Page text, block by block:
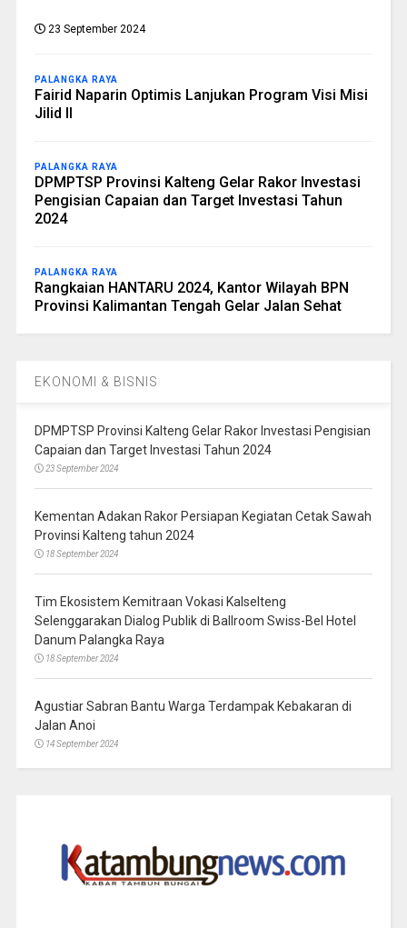
23 September 2024
PALANGKA RAYA
Fairid Naparin Optimis Lanjukan Program Visi Misi
Jilid II
PALANGKA RAYA
DPMPTSP Provinsi Kalteng Gelar Rakor Investasi
Pengisian Capaian dan Target Investasi Tahun
2024
PALANGKA RAYA
Rangkaian HANTARU 2024, Kantor Wilayah BPN
Provinsi Kalimantan Tengah Gelar Jalan Sehat
EKONOMI & BISNIS
DPMPTSP Provinsi Kalteng Gelar Rakor Investasi Pengisian
Capaian dan Target Investasi Tahun 2024
23 September 2024
Kementan Adakan Rakor Persiapan Kegiatan Cetak Sawah
Provinsi Kalteng tahun 2024
18 September 2024
Tim Ekosistem Kemitraan Vokasi Kalselteng
Selenggarakan Dialog Publik di Ballroom Swiss-Bel Hotel
Danum Palangka Raya
18 September 2024
Agustiar Sabran Bantu Warga Terdampak Kebakaran di
Jalan Anoi
14 September 2024